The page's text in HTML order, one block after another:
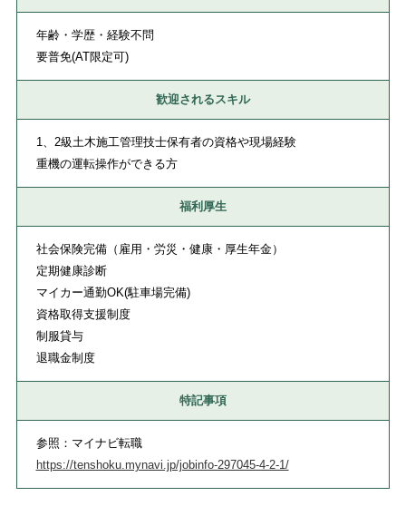
年齢・学歴・経験不問
要普免(AT限定可)
歓迎されるスキル
1、2級土木施工管理技士保有者の資格や現場経験
重機の運転操作ができる方
福利厚生
社会保険完備（雇用・労災・健康・厚生年金）
定期健康診断
マイカー通勤OK(駐車場完備)
資格取得支援制度
制服貸与
退職金制度
特記事項
参照：マイナビ転職
https://tenshoku.mynavi.jp/jobinfo-297045-4-2-1/